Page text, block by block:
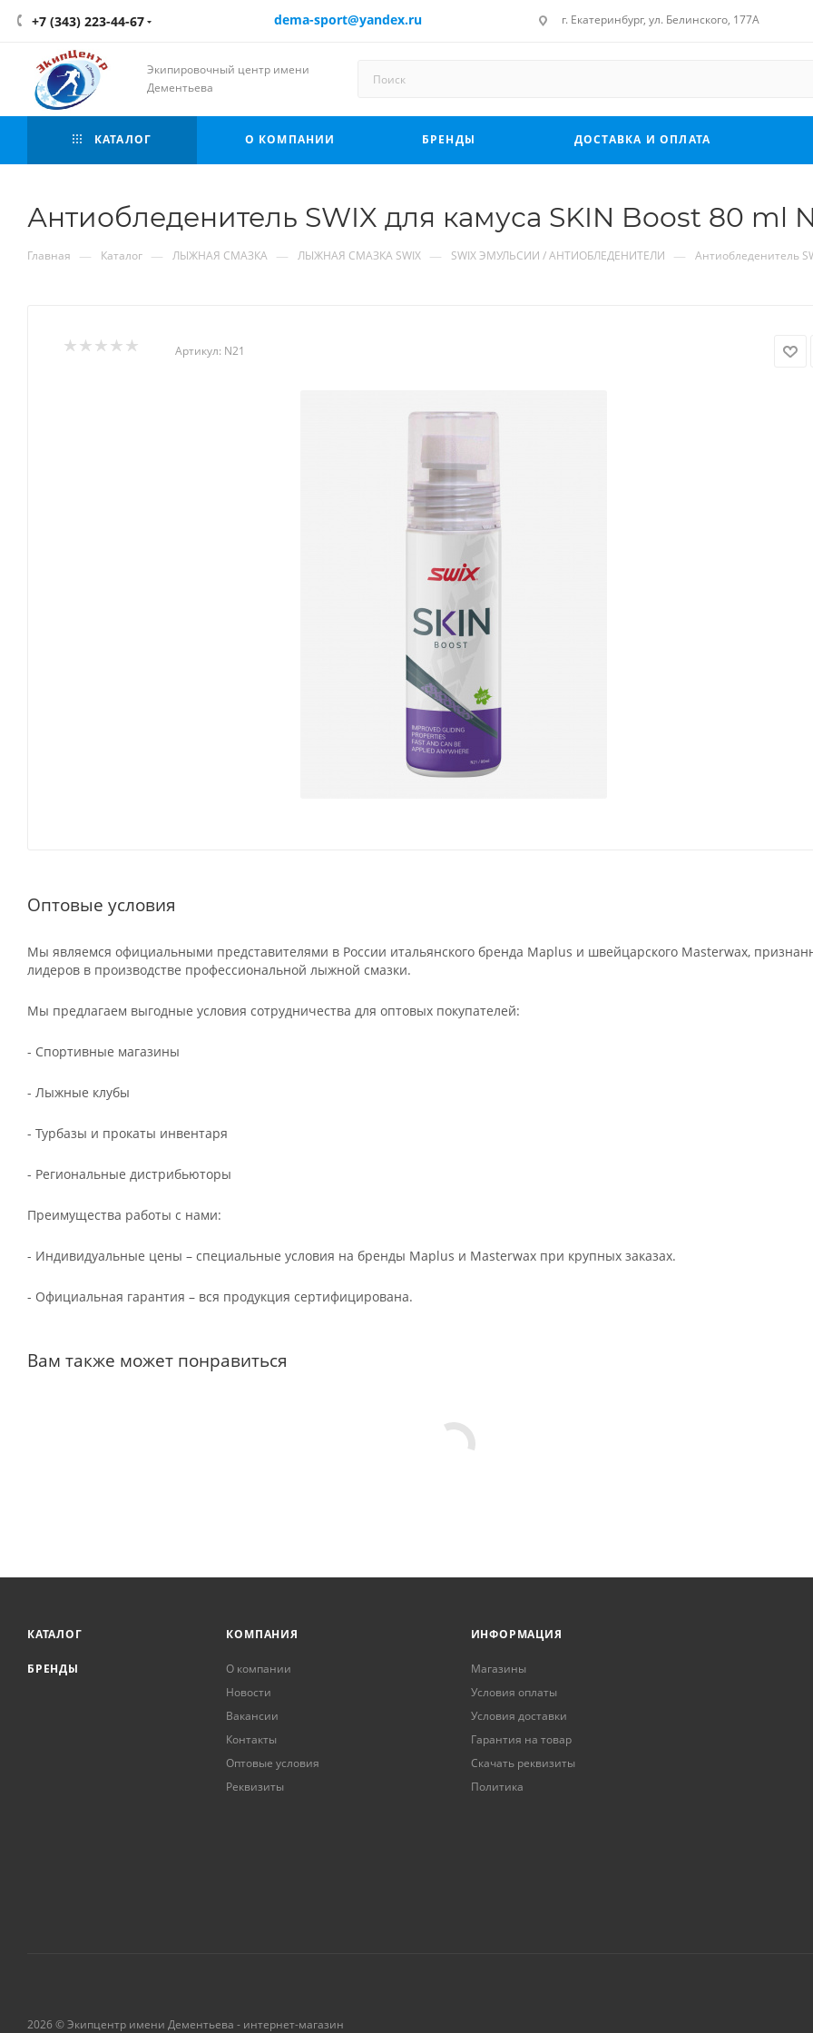
+7 (343) 223-44-67 dema-sport@yandex.ru г. Екатеринбург, ул. Белинского, 177А
Экипировочный центр имени
Дементьева
КАТАЛОГ О КОМПАНИИ БРЕНДЫ ДОСТАВКА И ОПЛАТА
Антиобледенитель SWIX для камуса SKIN Boost 80 ml
Главная — Каталог — ЛЫЖНАЯ СМАЗКА — ЛЫЖНАЯ СМАЗКА SWIX — SWIX ЭМУЛЬСИИ / АНТИОБЛЕДЕНИТЕЛИ — Антиобледенитель
Артикул: N21
Оптовые условия
Мы являемся официальными представителями в России итальянского бренда Maplus и швейцарского Masterwax,
лидеров в производстве профессиональной лыжной смазки.
Мы предлагаем выгодные условия сотрудничества для оптовых покупателей:
- Спортивные магазины
- Лыжные клубы
- Турбазы и прокаты инвентаря
- Региональные дистрибьюторы
Преимущества работы с нами:
- Индивидуальные цены – специальные условия на бренды Maplus и Masterwax при крупных заказах.
- Официальная гарантия – вся продукция сертифицирована.
Вам также может понравиться
КАТАЛОГ
БРЕНДЫ
КОМПАНИЯ
О компании
Новости
Вакансии
Контакты
Оптовые условия
Реквизиты
ИНФОРМАЦИЯ
Магазины
Условия оплаты
Условия доставки
Гарантия на товар
Скачать реквизиты
Политика
2026 © Экипцентр имени Дементьева - интернет-магазин